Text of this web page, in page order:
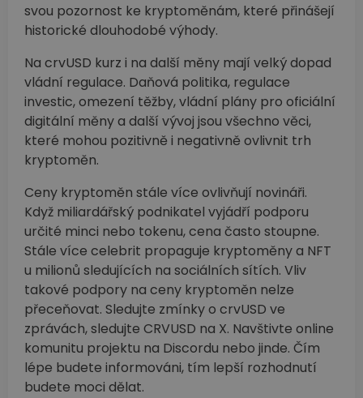
svou pozornost ke kryptoměnám, které přinášejí
historické dlouhodobé výhody.
Na crvUSD kurz i na další měny mají velký dopad
vládní regulace. Daňová politika, regulace
investic, omezení těžby, vládní plány pro oficiální
digitální měny a další vývoj jsou všechno věci,
které mohou pozitivně i negativně ovlivnit trh
kryptoměn.
Ceny kryptoměn stále více ovlivňují novináři.
Když miliardářský podnikatel vyjádří podporu
určité minci nebo tokenu, cena často stoupne.
Stále více celebrit propaguje kryptoměny a NFT
u milionů sledujících na sociálních sítích. Vliv
takové podpory na ceny kryptoměn nelze
přeceňovat. Sledujte zmínky o crvUSD ve
zprávách, sledujte CRVUSD na X. Navštivte online
komunitu projektu na Discordu nebo jinde. Čím
lépe budete informováni, tím lepší rozhodnutí
budete moci dělat.